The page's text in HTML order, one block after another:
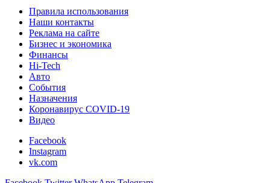
Правила использования
Наши контакты
Реклама на сайте
Бизнес и экономика
Финансы
Hi-Tech
Авто
События
Назначения
Коронавирус COVID-19
Видео
Facebook
Instagram
vk.com